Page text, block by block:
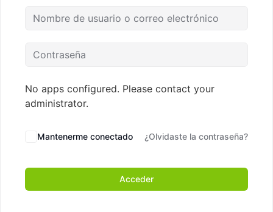
No apps configured. Please contact your
administrator.
Mantenerme conectado ¿Olvidaste la contraseña?
Acceder